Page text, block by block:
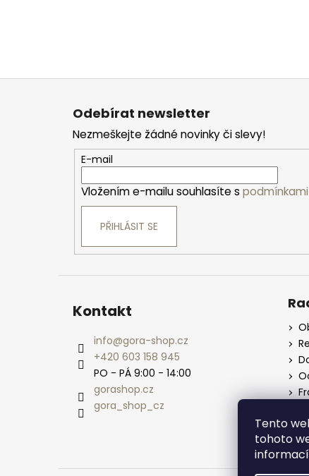
Tento
tohoto
informací
Z
Odebírat newsletter
Nezmeškejte žádné novinky či slevy!
E-mail
Vložením e-mailu souhlasíte s
PŘIHLÁSIT SE
Kontakt
info@gora-shop.cz
+420 603 158 945
PO - PÁ 9:00 - 14:00
gorashop.cz
gora_shop_cz